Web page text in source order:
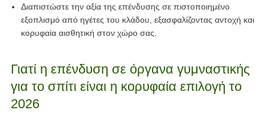
Διαπιστώστε την αξία της επένδυσης σε πιστοποιημένο
εξοπλισμό από ηγέτες του κλάδου, εξασφαλίζοντας αντοχή και
κορυφαία αισθητική στον χώρο σας.
Γιατί η επένδυση σε όργανα γυμναστικής
για το σπίτι είναι η κορυφαία επιλογή το
2026